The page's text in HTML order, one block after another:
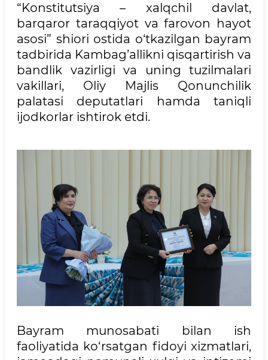
“Konstitutsiya – xalqchil davlat,
barqaror taraqqiyot va farovon hayot
asosi” shiori ostida o‘tkazilgan bayram
tadbirida Kambag’allikni qisqartirish va
bandlik vazirligi va uning tuzilmalari
vakillari, Oliy Majlis Qonunchilik
palatasi deputatlari hamda taniqli
ijodkorlar ishtirok etdi.
Bayram munosabati bilan ish
faoliyatida ko‘rsatgan fidoyi xizmatlari,